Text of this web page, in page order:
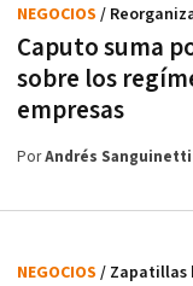
Caputo suma
sobre los
empresas
NEGOCIOS /
PorAndrés Sanguinetti
NEGOCIOS / Zapatillas